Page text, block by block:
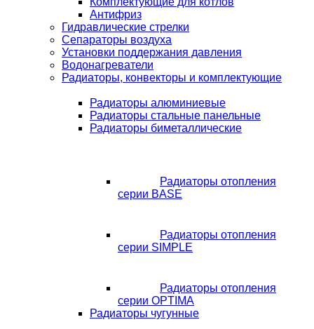
Антифриз
Гидравлические стрелки
Сепараторы воздуха
Установки поддержания давления
Водонагреватели
Радиаторы, конвекторы и комплектующие
Радиаторы алюминиевые
Радиаторы стальные панельные
Радиаторы биметаллические
Радиаторы отопления
серии BASE
Радиаторы отопления
серии SIMPLE
Радиаторы отопления
серии OPTIMA
Радиаторы чугунные